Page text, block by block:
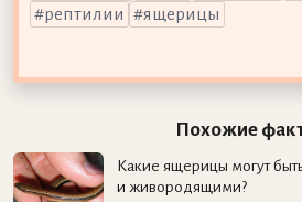
рептилии
ящерицы
Похожие
Какие ящерицы могут
и живородящими?